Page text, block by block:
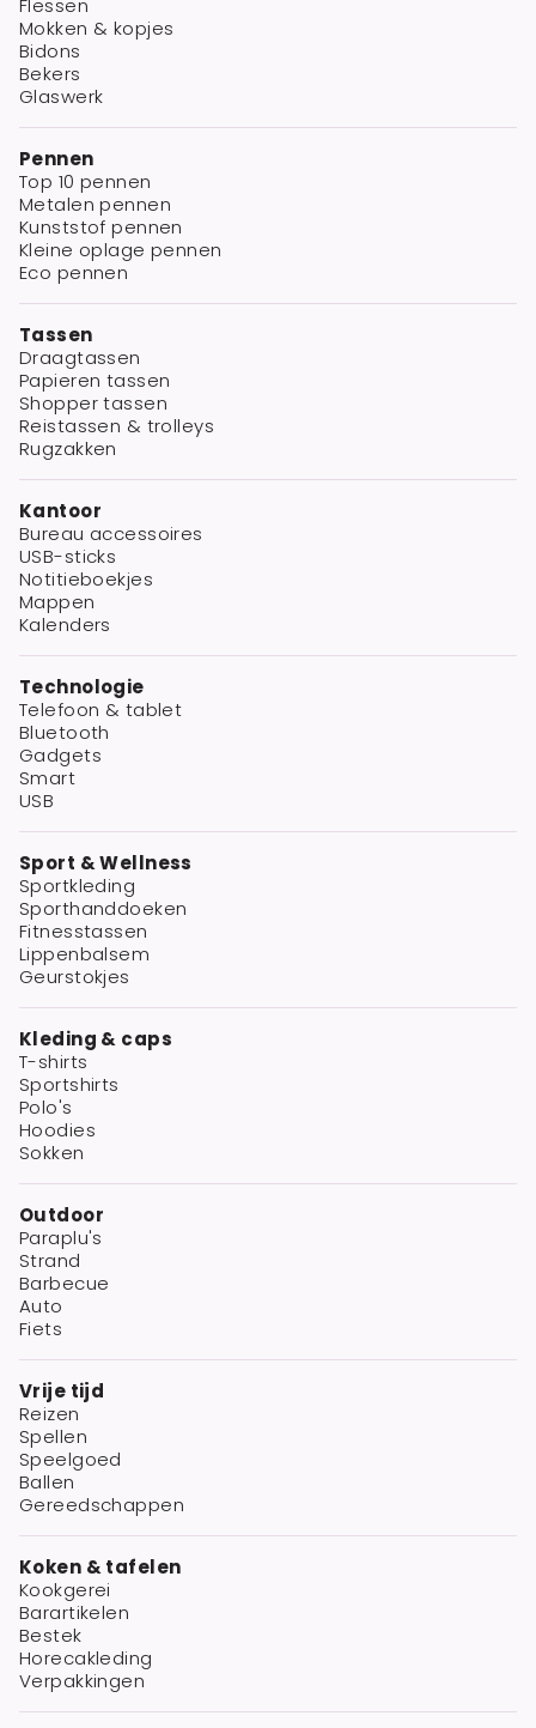
Mokken & kopjes
Bidons
Bekers
Glaswerk
Pennen
Top 10 pennen
Metalen pennen
Kunststof pennen
Kleine oplage pennen
Eco pennen
Tassen
Draagtassen
Papieren tassen
Shopper tassen
Reistassen & trolleys
Rugzakken
Kantoor
Bureau accessoires
USB-sticks
Notitieboekjes
Mappen
Kalenders
Technologie
Telefoon & tablet
Bluetooth
Gadgets
Smart
USB
Sport & Wellness
Sportkleding
Sporthanddoeken
Fitnesstassen
Lippenbalsem
Geurstokjes
Kleding & caps
T-shirts
Sportshirts
Polo's
Hoodies
Sokken
Outdoor
Paraplu's
Strand
Barbecue
Auto
Fiets
Vrije tijd
Reizen
Spellen
Speelgoed
Ballen
Gereedschappen
Koken & tafelen
Kookgerei
Barartikelen
Bestek
Horecakleding
Verpakkingen